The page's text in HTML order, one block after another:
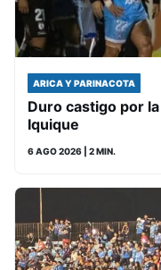
ARICA Y PARINACOTA
Duro castigo por
Iquique
6 AGO 2026 | 2 MIN.